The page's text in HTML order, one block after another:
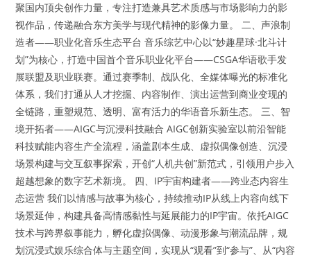
聚国内顶尖创作力量，专注打造兼具艺术质感与市场影响力的影
视作品，传递融合东方美学与现代精神的影像力量。 二、声浪制
造者——职业化音乐生态平台 音乐综艺中心以“妙趣星球·北斗计
划”为核心，打造中国首个音乐职业化平台——CSGA华语歌手发
展联盟及职业联赛。通过赛季制、战队化、全媒体曝光的标准化
体系，我们打通从人才挖掘、内容制作、演出运营到商业变现的
全链路，重塑规范、透明、富有活力的华语音乐新生态。 三、智
境开拓者——AIGC与沉浸科技融合 AIGC创新实验室以前沿智能
科技赋能内容生产全流程，涵盖剧本生成、虚拟偶像创造、沉浸
场景构建与交互叙事探索，开创“人机共创”新范式，引领用户步入
超越想象的数字艺术新境。 四、IP宇宙构建者——跨业态内容生
态运营 我们以情感与故事为核心，持续推动IP从线上内容向线下
场景延伸，构建具备高情感黏性与延展能力的IP宇宙。依托AIGC
技术与跨界叙事能力，孵化虚拟偶像、动漫形象与潮流品牌，规
划沉浸式娱乐综合体与主题空间，实现从“观看”到“参与”、从“内容